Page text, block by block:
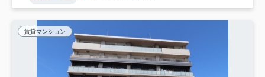
賃貸マンション